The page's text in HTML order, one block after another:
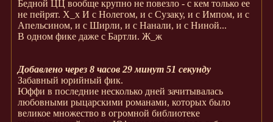
Бедной ЦЦ вообще крупно не повезло - с кем только ее
не пейрят. Х_х И с Нолегом, и с Сузаку, и с Импом, и с
Апельсином, и с Ширли, и с Нанали, и с Ниной...
В одном фике даже с Бартли. Ж_ж
Добавлено через 8 часов 29 минут 51 секунду
Забавный юрийный фик.
Юффи в последние несколько дней зачитывалась
любовными рыцарскими романами, которых было
великое множество в огромной библиотеке